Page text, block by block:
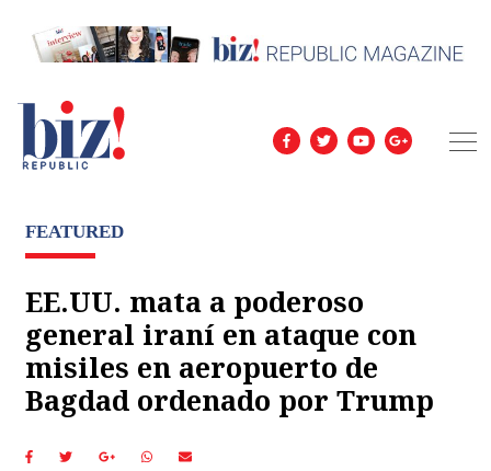
FEATURED
EE.UU. mata a poderoso
general iraní en ataque con
misiles en aeropuerto de
Bagdad ordenado por Trump